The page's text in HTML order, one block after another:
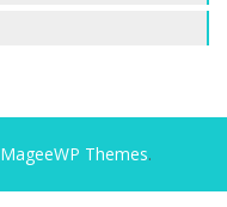
MageeWP Themes.